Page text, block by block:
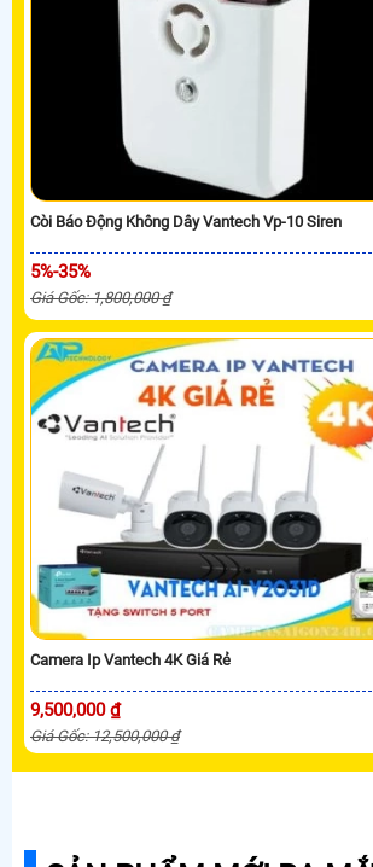
Còi Báo Động Không Dây Vantech Vp-10 Siren
5%-35%
Giá Gốc: 1,800,000 ₫
Camera Ip Vantech 4K Giá Rẻ
9,500,000 ₫
Giá Gốc: 12,500,000 ₫